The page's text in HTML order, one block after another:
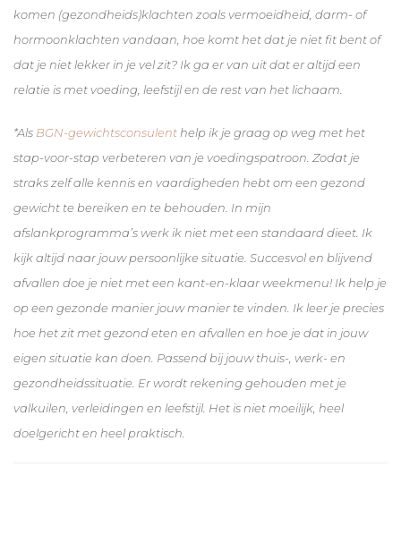
komen (gezondheids)klachten zoals vermoeidheid, darm- of
hormoonklachten vandaan, hoe komt het dat je niet fit bent of
dat je niet lekker in je vel zit? Ik ga er van uit dat er altijd een
relatie is met voeding, leefstijl en de rest van het lichaam.
*Als BGN-gewichtsconsulent help ik je graag op weg met het
stap-voor-stap verbeteren van je voedingspatroon. Zodat je
straks zelf alle kennis en vaardigheden hebt om een gezond
gewicht te bereiken en te behouden. In mijn
afslankprogramma’s werk ik niet met een standaard dieet. Ik
kijk altijd naar jouw persoonlijke situatie. Succesvol en blijvend
afvallen doe je niet met een kant-en-klaar weekmenu! Ik help je
op een gezonde manier jouw manier te vinden. Ik leer je precies
hoe het zit met gezond eten en afvallen en hoe je dat in jouw
eigen situatie kan doen. Passend bij jouw thuis-, werk- en
gezondheidssituatie. Er wordt rekening gehouden met je
valkuilen, verleidingen en leefstijl. Het is niet moeilijk, heel
doelgericht en heel praktisch.